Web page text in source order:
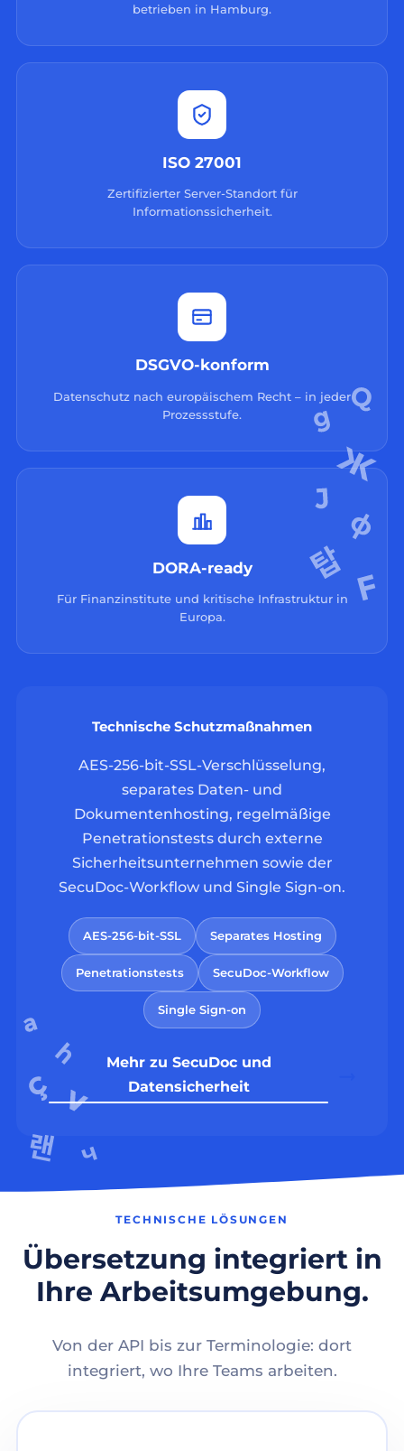
betrieben in Hamburg.
ISO 27001
Zertifizierter Server-Standort für
Informationssicherheit.
DSGVO-konform
Datenschutz nach europäischem Recht – in jeder
Prozessstufe.
DORA-ready
Für Finanzinstitute und kritische Infrastruktur in
Europa.
Technische Schutzmaßnahmen
AES-256-bit-SSL-Verschlüsselung,
separates Daten- und
Dokumentenhosting, regelmäßige
Penetrationstests durch externe
Sicherheitsunternehmen sowie der
SecuDoc-Workflow und Single Sign-on.
AES-256-bit-SSL Separates Hosting
Penetrationstests SecuDoc-Workflow
Single Sign-on
Mehr zu SecuDoc und
Datensicherheit
TECHNISCHE LÖSUNGEN
Übersetzung integriert in
Ihre Arbeitsumgebung.
Von der API bis zur Terminologie: dort
integriert, wo Ihre Teams arbeiten.